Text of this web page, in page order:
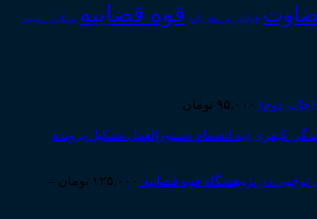
قوانین_و_مقررات قوه قضاییه مالکیت_معنوی
(چاپ دوم) ۹۵,۰۰۰ تومان
کیفری (به انضمام دستورالعمل تشکیل پرونده
در پژوهشگاه قوه قضاییه ۱۲۵,۰۰۰ تومان –